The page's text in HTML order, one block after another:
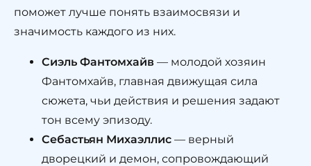
поможет лучше понять взаимосвязи и
значимость каждого из них.
Сиэль Фантомхайв — молодой хозяин
Фантомхайв, главная движущая сила
сюжета, чьи действия и решения задают
тон всему эпизоду.
Себастьян Михаэллис — верный
дворецкий и демон, сопровождающий